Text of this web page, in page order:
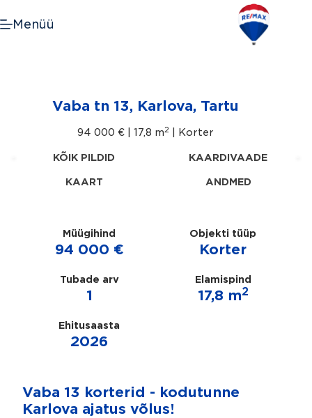
to
Menüü
Vaba tn 13, Karlova, Tartu
94 000 € | 17,8 m2 | Korter
KÕIK PILDID KAARDIVAADE
KAART ANDMED
Müügihind
94 000 €
Objekti tüüp
Korter
Tubade arv
1
Elamispind
17,8 m2
Ehitusaasta
2026
Vaba 13 korterid - kodutunne
Karlova ajatus võlus!